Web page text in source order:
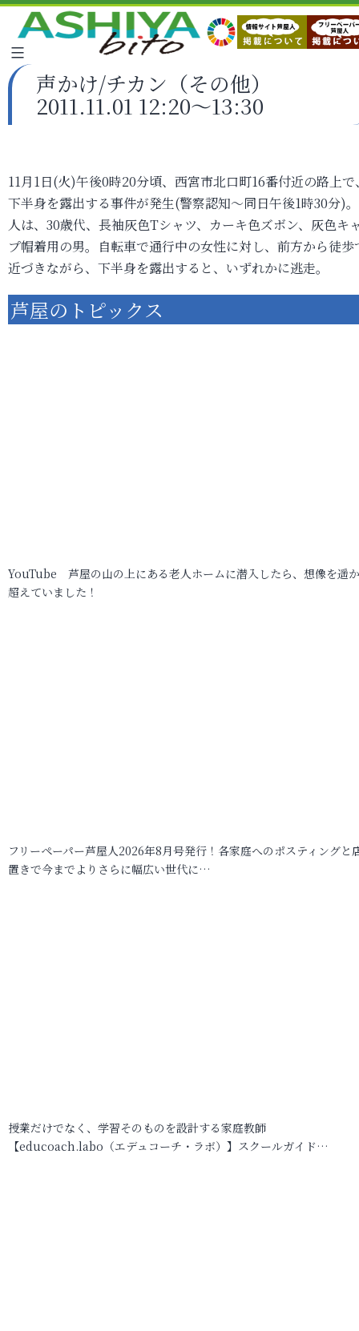
声かけ/チカン（その他）
2011.11.01 12:20～13:30
11月1日(火)午後0時20分頃、西宮市北口町16番付近の路上で
下半身を露出する事件が発生(警察認知～同日午後1時30分)
人は、30歳代、長袖灰色Tシャツ、カーキ色ズボン、灰色キ
プ帽着用の男。自転車で通行中の女性に対し、前方から徒歩
近づきながら、下半身を露出すると、いずれかに逃走。
芦屋のトピックス
YouTube 芦屋の山の上にある老人ホームに潜入したら、想像を遥
超えていました！
フリーペーパー芦屋人2026年8月号発行！各家庭へのポスティングと
置きで今までよりさらに幅広い世代に…
授業だけでなく、学習そのものを設計する家庭教師
【educoach.labo（エデュコーチ・ラボ）】スクールガイド…